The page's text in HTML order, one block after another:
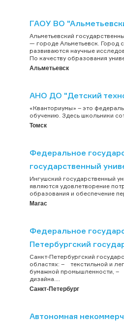
ГАОУ ВО
Альметьевский
— городе Альметьевск. Город
развиваются научные
По качеству образования
Альметьевск
АНО ДО "Детский
«Кванториумы» – это
обучению. Здесь школьники
Томск
Федеральное
государственный
Ингушский государственный
являются удовлетворение
образования и обеспечение
Магас
Федеральное
Петербургский
Санкт-Петербургский
областях: – текстильной и
бумажной промышленности, –
дизайна....
Санкт-Петербург
Автономная